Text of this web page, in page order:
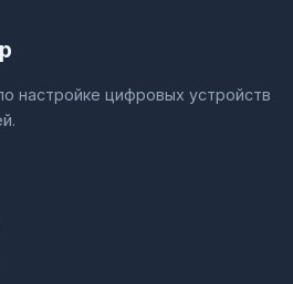
настройке цифровых устройств